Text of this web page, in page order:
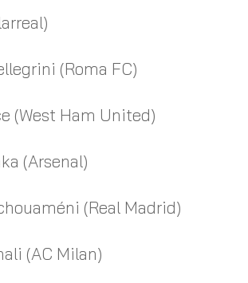
(Roma FC)
(West Ham United)
(Arsenal)
(Real Madrid)
(AC Milan)